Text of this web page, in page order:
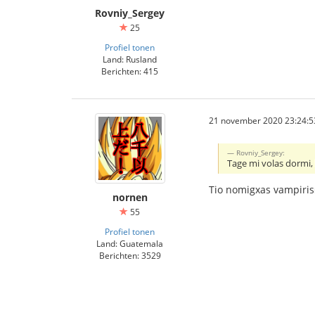
Rovniy_Sergey
25
Profiel tonen
Land: Rusland
Berichten: 415
nornen
55
Profiel tonen
Land: Guatemala
Berichten: 3529
21 november 2020
Rovniy_Sergey:
Tage mi volas
Tio nomigxas